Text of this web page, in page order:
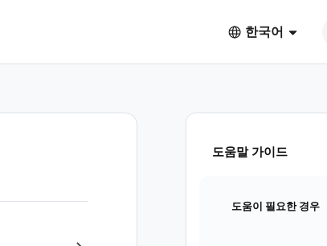
한국어
도움말 가이드
도움이 필요한 경우